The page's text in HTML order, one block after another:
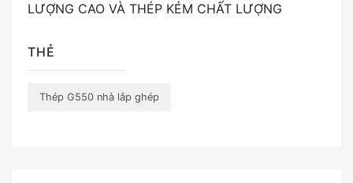
LƯỢNG CAO VÀ THÉP KÉM CHẤT LƯỢNG
THẺ
Thép G550 nhà lắp ghép